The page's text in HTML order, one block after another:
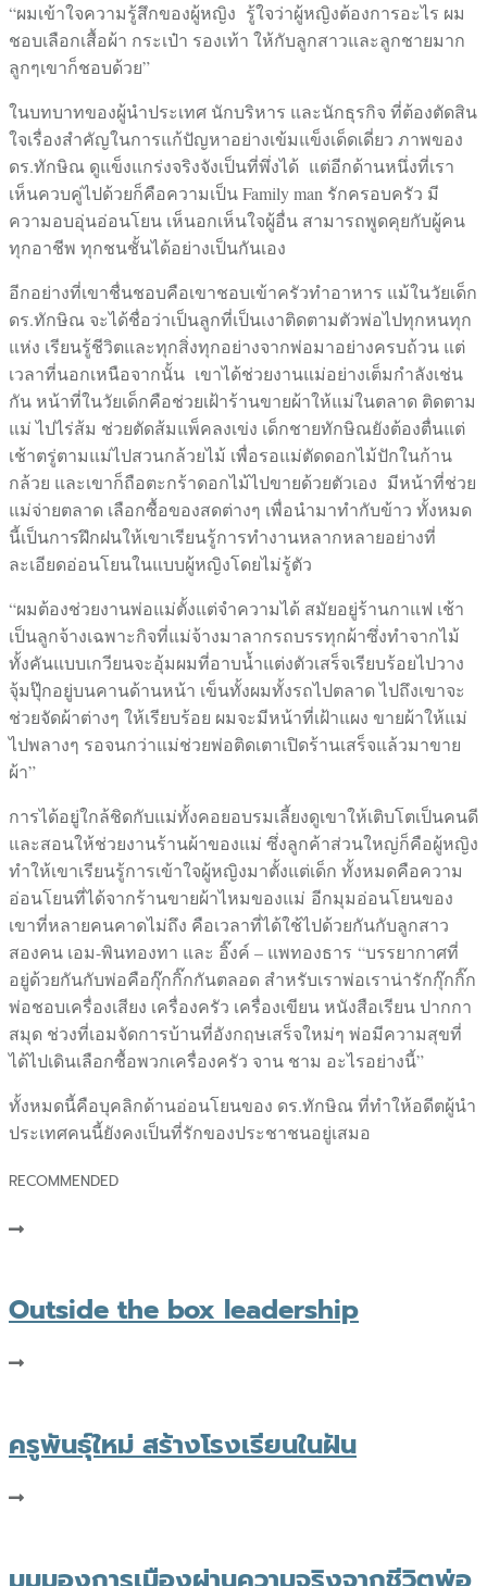
“ผมเข้าใจความรู้สึกของผู้หญิง รู้ใจว่าผู้หญิงต้องการอะไร ผม
ชอบเลือกเสื้อผ้า กระเป๋า รองเท้า ให้กับลูกสาวและลูกชายมาก
ลูกๆเขาก็ชอบด้วย”
ในบทบาทของผู้นำประเทศ นักบริหาร และนักธุรกิจ ที่ต้องตัดสิน
ใจเรื่องสำคัญในการแก้ปัญหาอย่างเข้มแข็งเด็ดเดี่ยว ภาพของ
ดร.ทักษิณ ดูแข็งแกร่งจริงจังเป็นที่พึ่งได้ แต่อีกด้านหนึ่งที่เรา
เห็นควบคู่ไปด้วยก็คือความเป็น Family man รักครอบครัว มี
ความอบอุ่นอ่อนโยน เห็นอกเห็นใจผู้อื่น สามารถพูดคุยกับผู้คน
ทุกอาชีพ ทุกชนชั้นได้อย่างเป็นกันเอง
อีกอย่างที่เขาชื่นชอบคือเขาชอบเข้าครัวทำอาหาร แม้ในวัยเด็ก
ดร.ทักษิณ จะได้ชื่อว่าเป็นลูกที่เป็นเงาติดตามตัวพ่อไปทุกหนทุก
แห่ง เรียนรู้ชีวิตและทุกสิ่งทุกอย่างจากพ่อมาอย่างครบถ้วน แต่
เวลาที่นอกเหนือจากนั้น เขาได้ช่วยงานแม่อย่างเต็มกำลังเช่น
กัน หน้าที่ในวัยเด็กคือช่วยเฝ้าร้านขายผ้าให้แม่ในตลาด ติดตาม
แม่ ไปไร่ส้ม ช่วยตัดส้มแพ็คลงเข่ง เด็กชายทักษิณยังต้องตื่นแต่
เช้าตรู่ตามแม่ไปสวนกล้วยไม้ เพื่อรอแม่ตัดดอกไม้ปักในก้าน
กล้วย และเขาก็ถือตะกร้าดอกไม้ไปขายด้วยตัวเอง มีหน้าที่ช่วย
แม่จ่ายตลาด เลือกซื้อของสดต่างๆ เพื่อนำมาทำกับข้าว ทั้งหมด
นี้เป็นการฝึกฝนให้เขาเรียนรู้การทำงานหลากหลายอย่างที่
ละเอียดอ่อนโยนในแบบผู้หญิงโดยไม่รู้ตัว
“ผมต้องช่วยงานพ่อแม่ตั้งแต่จำความได้ สมัยอยู่ร้านกาแฟ เช้า
เป็นลูกจ้างเฉพาะกิจที่แม่จ้างมาลากรถบรรทุกผ้าซึ่งทำจากไม้
ทั้งคันแบบเกวียนจะอุ้มผมที่อาบน้ำแต่งตัวเสร็จเรียบร้อยไปวาง
จุ้มปุ๊กอยู่บนคานด้านหน้า เข็นทั้งผมทั้งรถไปตลาด ไปถึงเขาจะ
ช่วยจัดผ้าต่างๆ ให้เรียบร้อย ผมจะมีหน้าที่เฝ้าแผง ขายผ้าให้แม่
ไปพลางๆ รอจนกว่าแม่ช่วยพ่อติดเตาเปิดร้านเสร็จแล้วมาขาย
ผ้า”
การได้อยู่ใกล้ชิดกับแม่ทั้งคอยอบรมเลี้ยงดูเขาให้เติบโตเป็นคนดี
และสอนให้ช่วยงานร้านผ้าของแม่ ซึ่งลูกค้าส่วนใหญ่ก็คือผู้หญิง
ทำให้เขาเรียนรู้การเข้าใจผู้หญิงมาตั้งแต่เด็ก ทั้งหมดคือความ
อ่อนโยนที่ได้จากร้านขายผ้าไหมของแม่ อีกมุมอ่อนโยนของ
เขาที่หลายคนคาดไม่ถึง คือเวลาที่ได้ใช้ไปด้วยกันกับลูกสาว
สองคน เอม-พินทองทา และ อิ๊งค์ – แพทองธาร “บรรยากาศที่
อยู่ด้วยกันกับพ่อคือกุ๊กกิ๊กกันตลอด สำหรับเราพ่อเราน่ารักกุ๊กกิ๊ก
พ่อชอบเครื่องเสียง เครื่องครัว เครื่องเขียน หนังสือเรียน ปากกา
สมุด ช่วงที่เอมจัดการบ้านที่อังกฤษเสร็จใหม่ๆ พ่อมีความสุขที่
ได้ไปเดินเลือกซื้อพวกเครื่องครัว จาน ชาม อะไรอย่างนี้”
ทั้งหมดนี้คือบุคลิกด้านอ่อนโยนของ ดร.ทักษิณ ที่ทำให้อดีตผู้นำ
ประเทศคนนี้ยังคงเป็นที่รักของประชาชนอยู่เสมอ
RECOMMENDED
Outside the box leadership​
ครูพันธุ์ใหม่ สร้างโรงเรียนในฝัน